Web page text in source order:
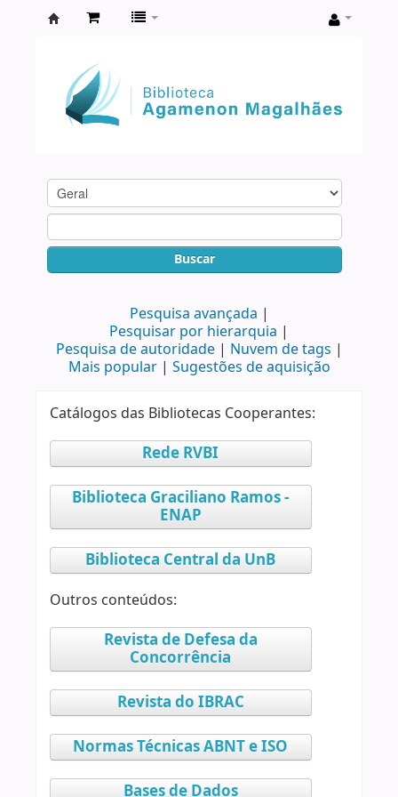
Agamenon
Magalhães
Buscar
Pesquisa avançada
Pesquisar por hierarquia
Pesquisa de autoridade
Nuvem de tags
Mais popular
Sugestões de aquisição
Catálogos das Bibliotecas Cooperantes:
Rede RVBI
Biblioteca Graciliano Ramos -
ENAP
Biblioteca Central da UnB
Outros conteúdos:
Revista de Defesa da
Concorrência
Revista do IBRAC
Normas Técnicas ABNT e ISO
Bases de Dados